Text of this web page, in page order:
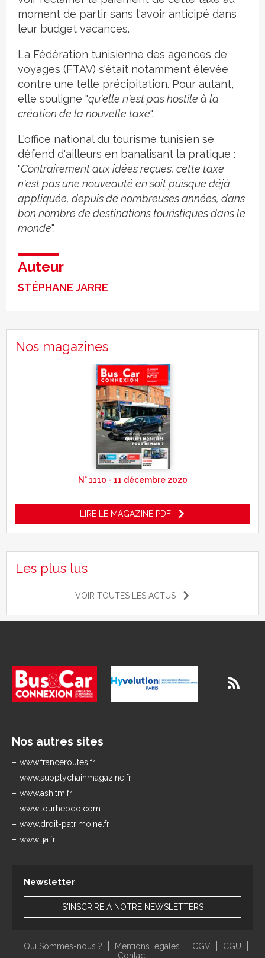
moment de partir sans l'avoir anticipé dans
leur budget vacances.
La Fédération tunisienne des agences de
voyages (FTAV) s'était notamment élevée
contre une telle précipitation. Pour autant,
elle souligne "qu'elle n'est pas hostile à la
création de la nouvelle taxe".
L'office national du tourisme tunisien se
défend d'ailleurs en banalisant la pratique :
"Contrairement aux idées reçues, cette taxe
n'est pas une nouveauté en soit puisque déjà
appliquée, depuis de nombreuses années, dans
bon nombre de destinations touristiques dans le
monde".
Auteur
STÉPHANE JARRE
Nos magazines
N° 1110 - 11 décembre 2020
LIRE LE MAGAZINE PDF
Les plus lus
VOIR TOUTES LES ACTUS
Nos autres sites
www.franceroutes.fr
www.supplychainmagazine.fr
www.ash.tm.fr
www.tourhebdo.com
www.droit-patrimoine.fr
www.lja.fr
Newsletter
S'INSCRIRE À NOTRE NEWSLETTERS
Qui Sommes-nous ? Mentions légales CGV
CGU
Contact